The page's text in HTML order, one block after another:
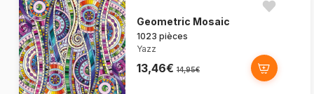
Geometric Mosaic
1023 pièces
Yazz
13,46€ 14,95€